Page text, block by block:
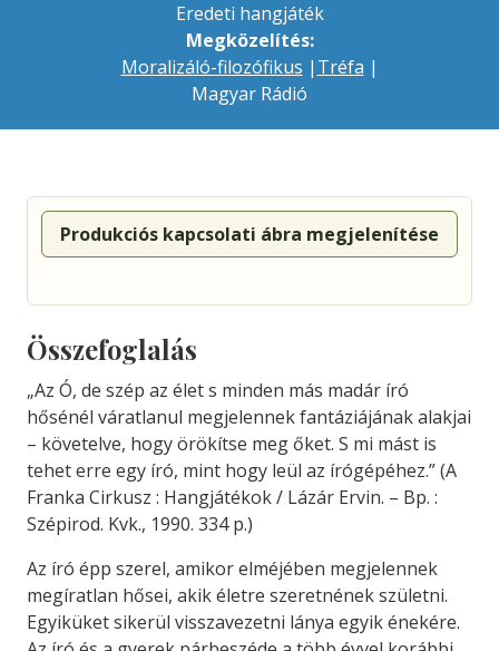
Eredeti hangjáték
Megközelítés:
Moralizáló-filozófikus | Tréfa |
Magyar Rádió
Produkciós kapcsolati ábra megjelenítése
Összefoglalás
„Az Ó, de szép az élets minden más madár író
hősénél váratlanul megjelennekfantáziájánakalakjai
– követelve, hogyörökítse meg őket. S mi mást is
teheterre egy író, mint hogy leül az írógépéhez.” (A
Franka Cirkusz : Hangjátékok / Lázár Ervin. – Bp. :
Szépirod. Kvk., 1990. 334 p.)
Az író épp szerel, amikor elméjében megjelennek
megíratlan hősei, akik életre szeretnének születni.
Egyiküket sikerül visszavezetni lánya egyik énekére.